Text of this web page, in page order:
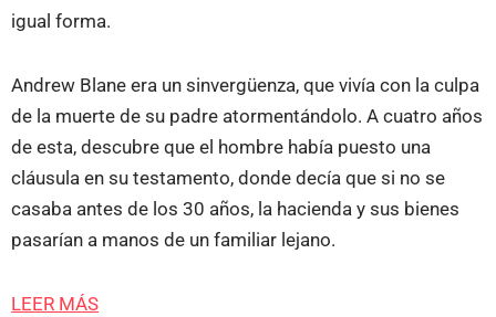
igual forma.
Andrew Blane era un sinvergüenza, que vivía con la culpa
de la muerte de su padre atormentándolo. A cuatro años
de esta, descubre que el hombre había puesto una
cláusula en su testamento, donde decía que si no se
casaba antes de los 30 años, la hacienda y sus bienes
pasarían a manos de un familiar lejano.
LEER MÁS